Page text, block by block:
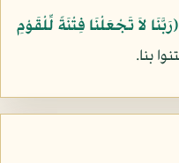
﴿رَبَّنَا لاَ تَجْعَلْنَا فِتْنَةً لِّلْقَوْمِ
بنا.